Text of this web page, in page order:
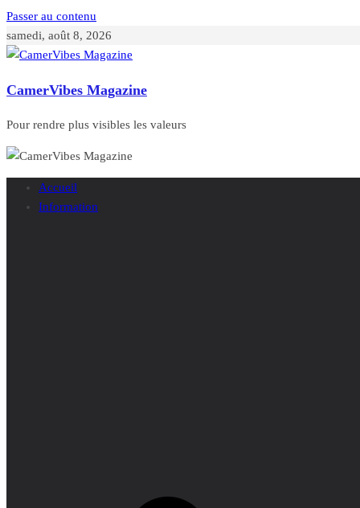
Passer au contenu
samedi, août 8, 2026
CamerVibes Magazine
Pour rendre plus visibles les valeurs
Accueil
Information